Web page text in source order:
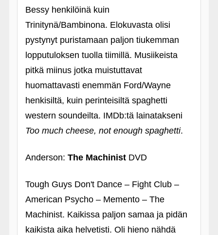
Bessy henkilöinä kuin
Trinitynä/Bambinona. Elokuvasta olisi
pystynyt puristamaan paljon tiukemman
lopputuloksen tuolla tiimillä. Musiikeista
pitkä miinus jotka muistuttavat
huomattavasti enemmän Ford/Wayne
henkisiltä, kuin perinteisiltä spaghetti
western soundeilta. IMDb:tä lainatakseni
Too much cheese, not enough spaghetti.
Anderson: The Machinist DVD
Tough Guys Don't Dance – Fight Club –
American Psycho – Memento – The
Machinist. Kaikissa paljon samaa ja pidän
kaikista aika helvetisti. Oli hieno nähdä